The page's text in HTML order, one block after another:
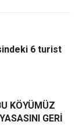
6 turist
KÖYÜMÜZ
GERİ